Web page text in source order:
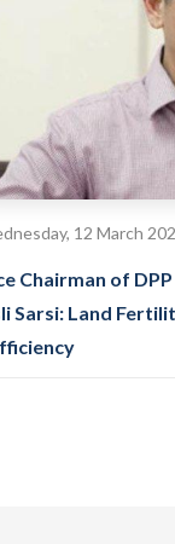
12 March
Chairman of
Sarsi: Land